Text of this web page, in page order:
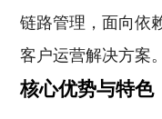
链路管理，面向依
客户运营解决方案。
核心优势与特色